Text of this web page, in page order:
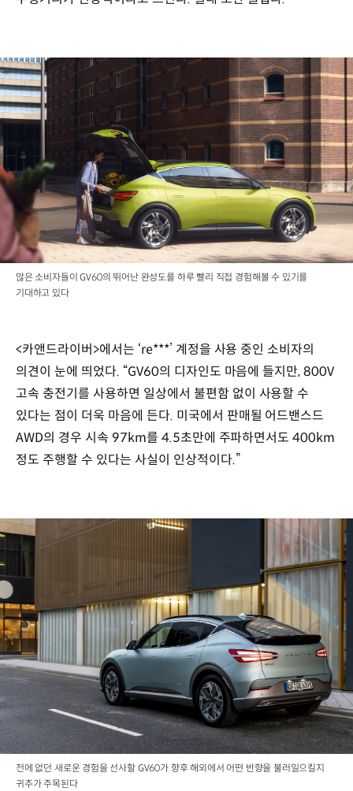
많은 소비자들이 GV60의 뛰어난 완성도를 하루 빨리 직접 경험해볼 수 있기를
기대하고 있다
<카앤드라이버>에서는 ‘re***’ 계정을 사용 중인 소비자의
의견이 눈에 띄었다. “GV60의 디자인도 마음에 들지만, 800V
고속 충전기를 사용하면 일상에서 불편함 없이 사용할 수
있다는 점이 더욱 마음에 든다. 미국에서 판매될 어드밴스드
AWD의 경우 시속 97km를 4.5초만에 주파하면서도 400km
정도 주행할 수 있다는 사실이 인상적이다.”
전에 없던 새로운 경험을 선사할 GV60가 향후 해외에서 어떤 반향을 불러일으킬지
귀추가 주목된다